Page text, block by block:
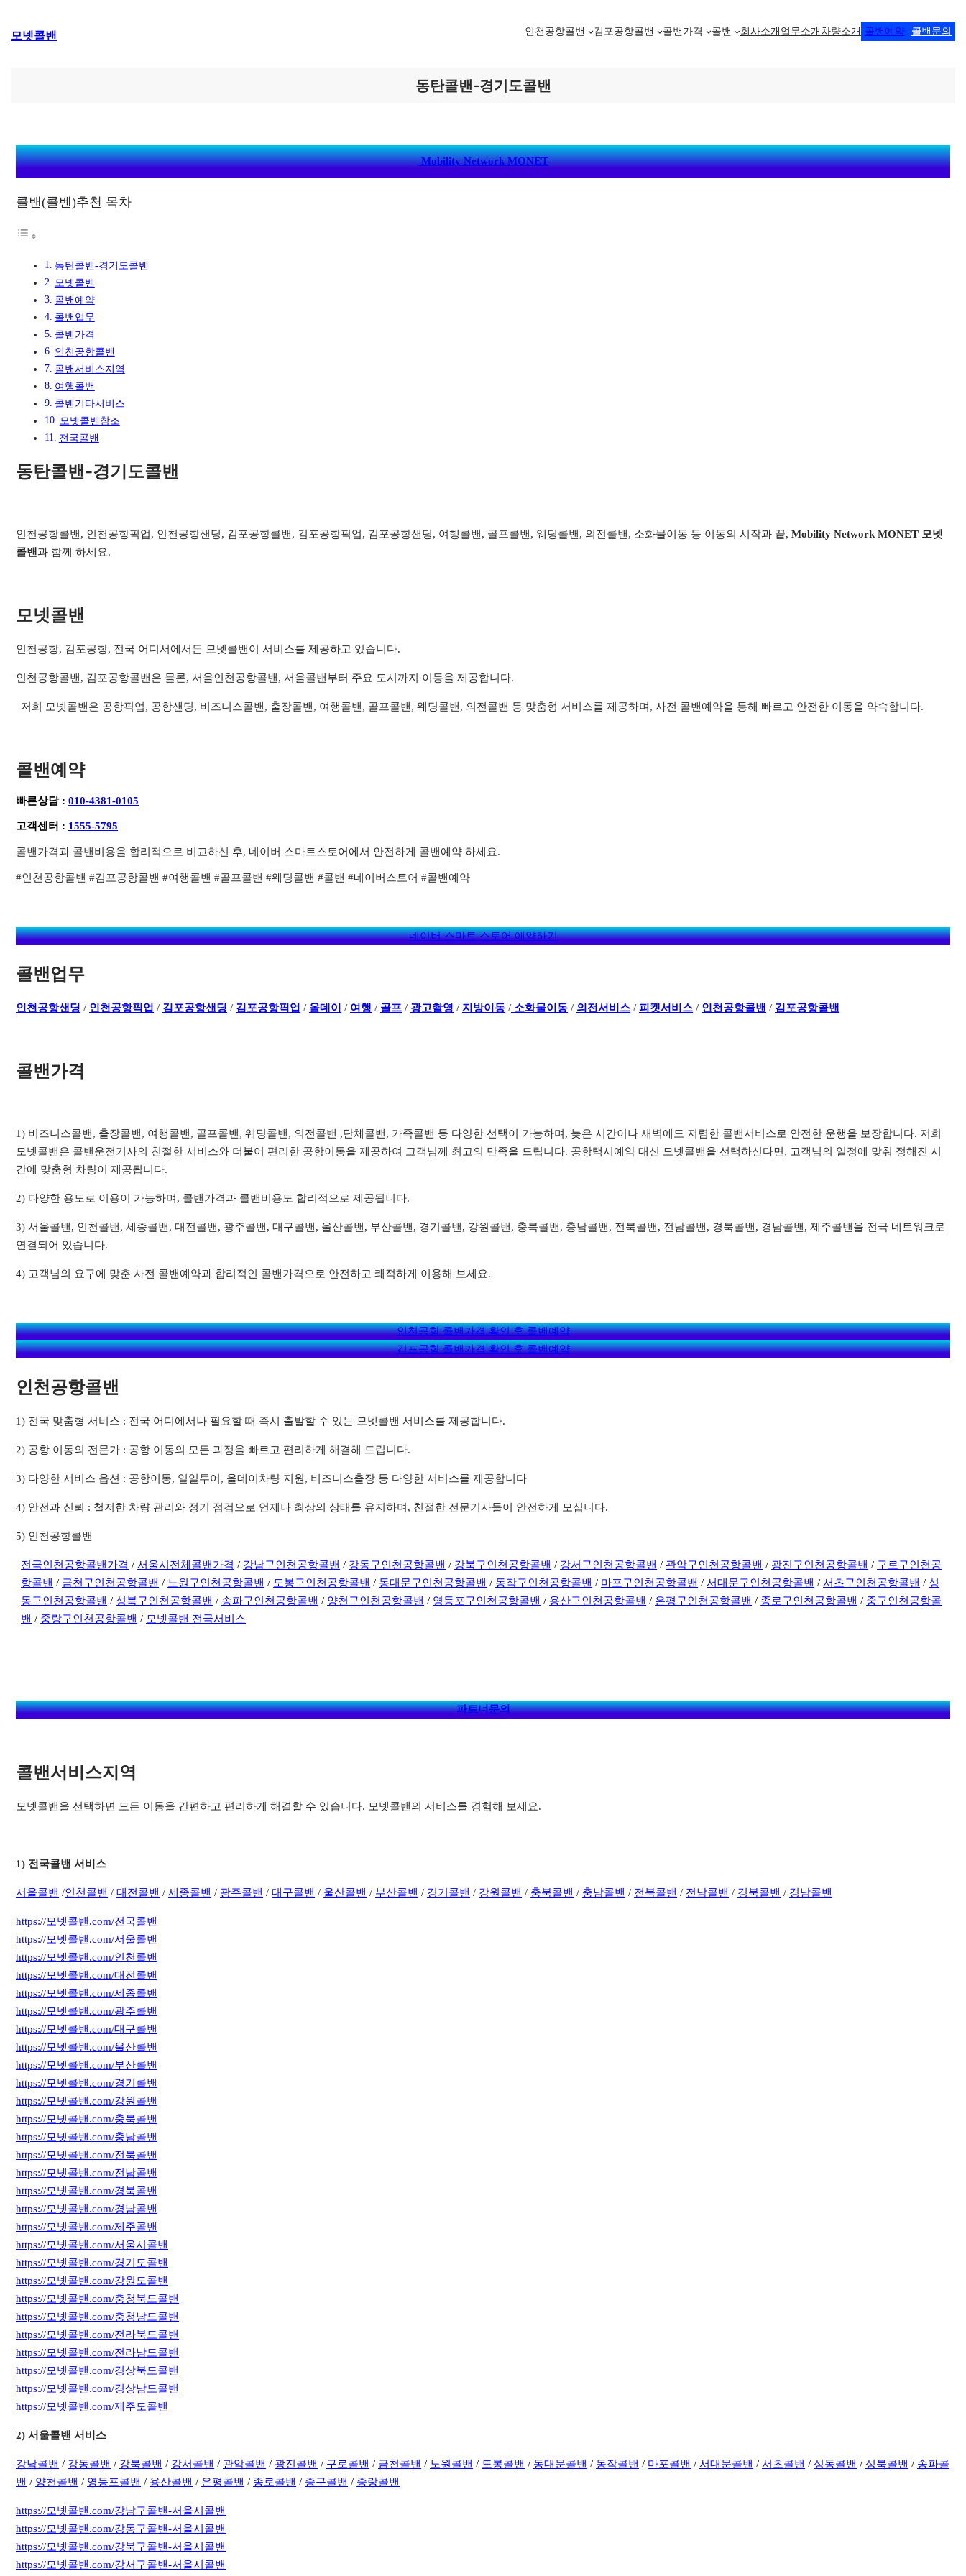
텐
모넷콜밴 인천공항콜밴 김포공항콜밴 콜밴가격 콜밴 회사소개 업무소개 차량소개 콜밴예약 콜밴문의
동탄콜밴-경기도콜밴
Mobility Network MONET
콜밴(콜벤)추천 목차
동탄콜밴-경기도콜밴
모넷콜밴
콜밴예약
콜밴업무
콜밴가격
인천공항콜밴
콜밴서비스지역​
여행콜밴​
콜밴기타서비스​
모넷콜밴참조
전국콜밴
동탄콜밴-경기도콜밴
인천공항콜밴, 인천공항픽업, 인천공항샌딩, 김포공항콜밴, 김포공항픽업, 김포공항샌딩, 여행콜밴, 골프콜밴, 웨딩콜밴, 의전콜밴, 소화물이동 등 이동의 시작과 끝,Mobility Network MONET 모넷
콜밴과 함께 하세요.
모넷콜밴
인천공항, 김포공항, 전국 어디서에서든 모넷콜밴이 서비스를 제공하고 있습니다.
인천공항콜밴, 김포공항콜밴은 물론, 서울인천공항콜밴, 서울콜밴부터 주요 도시까지 이동을 제공합니다.
저희 모넷콜밴은 공항픽업, 공항샌딩, 비즈니스콜밴, 출장콜밴, 여행콜밴, 골프콜밴, 웨딩콜밴, 의전콜밴 등 맞춤형 서비스를 제공하며, 사전 콜밴예약을 통해 빠르고 안전한 이동을 약속합니다.
콜밴예약
빠른상담 :010-4381-0105
고객센터 : 1555-5795
콜밴가격과 콜밴비용을 합리적으로 비교하신 후, 네이버 스마트스토어에서 안전하게 콜밴예약 하세요.
#인천공항콜밴 #김포공항콜밴 #여행콜밴 #골프콜밴 #웨딩콜밴 #콜밴 #네이버스토어 #콜밴예약
네이버 스마트 스토어 예약하기
콜밴업무
인천공항샌딩 / 인천공항픽업 / 김포공항샌딩 / 김포공항픽업 / 올데이 / 여행 / 골프 / 광고촬영 /지방이동 /소화물이동 / 의전서비스 /피켓서비스 / 인천공항콜밴 / 김포공항콜밴
콜밴가격
1) 비즈니스콜밴, 출장콜밴, 여행콜밴, 골프콜밴, 웨딩콜밴, 의전콜밴 ,단체콜밴, 가족콜밴 등 다양한 선택이 가능하며, 늦은 시간이나 새벽에도 저렴한 콜밴서비스로 안전한 운행을 보장합니다. 저희
모넷콜밴은 콜밴운전기사의 친절한 서비스와 더불어 편리한 공항이동을 제공하여 고객님께 최고의 만족을 드립니다. 공항택시예약 대신 모넷콜밴을 선택하신다면, 고객님의 일정에 맞춰 정해진 시
간에 맞춤형 차량이 제공됩니다.
2) 다양한 용도로 이용이 가능하며, 콜밴가격과 콜밴비용도 합리적으로 제공됩니다.
3) 서울콜밴, 인천콜밴, 세종콜밴, 대전콜밴, 광주콜밴, 대구콜밴, 울산콜밴, 부산콜밴, 경기콜밴, 강원콜밴, 충북콜밴, 충남콜밴, 전북콜밴, 전남콜밴, 경북콜밴, 경남콜밴, 제주콜밴을 전국 네트워크로
연결되어 있습니다.
4) 고객님의 요구에 맞춘 사전 콜밴예약과 합리적인 콜밴가격으로 안전하고 쾌적하게 이용해 보세요.
인천공항 콜밴가격 확인 후 콜밴예약
김포공항 콜밴가격 확인 후 콜밴예약
인천공항콜밴
1) 전국 맞춤형 서비스 : 전국 어디에서나 필요할 때 즉시 출발할 수 있는 모넷콜밴 서비스를 제공합니다.
2) 공항 이동의 전문가 : 공항 이동의 모든 과정을 빠르고 편리하게 해결해 드립니다.
3) 다양한 서비스 옵션 : 공항이동, 일일투어, 올데이차량 지원, 비즈니스출장 등 다양한 서비스를 제공합니다
4) 안전과 신뢰 : 철저한 차량 관리와 정기 점검으로 언제나 최상의 상태를 유지하며, 친절한 전문기사들이 안전하게 모십니다.
5) 인천공항콜밴
전국인천공항콜밴가격 /서울시전체콜밴가격 / 강남구인천공항콜밴 / 강동구인천공항콜밴 / 강북구인천공항콜밴 / 강서구인천공항콜밴 / 관악구인천공항콜밴 / 광진구인천공항콜밴 / 구로구인천공
항콜밴 / 금천구인천공항콜밴 / 노원구인천공항콜밴 / 도봉구인천공항콜밴 / 동대문구인천공항콜밴 / 동작구인천공항콜밴 / 마포구인천공항콜밴 /서대문구인천공항콜밴 /서초구인천공항콜밴 / 성
동구인천공항콜밴 / 성북구인천공항콜밴 / 송파구인천공항콜밴 / 양천구인천공항콜밴 / 영등포구인천공항콜밴 / 용산구인천공항콜밴 / 은평구인천공항콜밴 / 종로구인천공항콜밴 / 중구인천공항콜
밴 / 중랑구인천공항콜밴 / 모넷콜밴 전국서비스
파트너문의
콜밴서비스지역​
모넷콜밴을 선택하면 모든 이동을 간편하고 편리하게 해결할 수 있습니다. 모넷콜밴의 서비스를 경험해 보세요.
1) 전국콜밴 서비스
서 울콜밴 /인천콜밴 /대전콜밴 /세종콜밴 / 광주콜밴 /대구콜밴 / 울산콜밴 / 부산콜밴 / 경기콜밴 / 강원콜밴 / 충북콜밴 / 충남콜밴 / 전북콜밴 / 전남콜밴 / 경북콜밴 / 경남콜밴
https://모넷콜밴.com/전국콜밴
https://모넷콜밴.com/서울콜밴
https://모넷콜밴.com/인천콜밴
https://모넷콜밴.com/대전콜밴
https://모넷콜밴.com/세종콜밴
https://모넷콜밴.com/광주콜밴
https://모넷콜밴.com/대구콜밴
https://모넷콜밴.com/울산콜밴
https://모넷콜밴.com/부산콜밴
https://모넷콜밴.com/경기콜밴
https://모넷콜밴.com/강원콜밴
https://모넷콜밴.com/충북콜밴
https://모넷콜밴.com/충남콜밴
https://모넷콜밴.com/전북콜밴
https://모넷콜밴.com/전남콜밴
https://모넷콜밴.com/경북콜밴
https://모넷콜밴.com/경남콜밴
https://모넷콜밴.com/제주콜밴
https://모넷콜밴.com/서울시콜밴
https://모넷콜밴.com/경기도콜밴
https://모넷콜밴.com/강원도콜밴
https://모넷콜밴.com/충청북도콜밴
https://모넷콜밴.com/충청남도콜밴
https://모넷콜밴.com/전라북도콜밴
https://모넷콜밴.com/전라남도콜밴
https://모넷콜밴.com/경상북도콜밴
https://모넷콜밴.com/경상남도콜밴
https://모넷콜밴.com/제주도콜밴
​2) 서울콜밴 서비스
강남콜밴 / 강동콜밴 / 강북콜밴 / 강서콜밴 / 관악콜밴 / 광진콜밴 / 구로콜밴 / 금천콜밴 / 노원콜밴 / 도봉콜밴 / 동대문콜밴 / 동작콜밴 / 마포콜밴 /서대문콜밴 /서초콜밴 / 성동콜밴 / 성북콜밴 / 송파콜
밴 / 양천콜밴 / 영등포콜밴 / 용산콜밴 / 은평콜밴 / 종로콜밴 / 중구콜밴 / 중랑콜밴
https://모넷콜밴.com/강남구콜밴-서울시콜밴
https://모넷콜밴.com/강동구콜밴-서울시콜밴
https://모넷콜밴.com/강북구콜밴-서울시콜밴
https://모넷콜밴.com/강서구콜밴-서울시콜밴